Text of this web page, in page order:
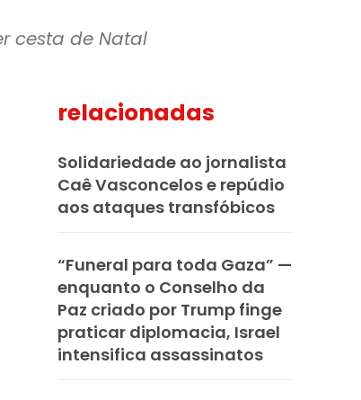
cesta de Natal
relacionadas
Solidariedade ao jornalista
Caê Vasconcelos e repúdio
aos ataques transfóbicos
“Funeral para toda Gaza” —
enquanto o Conselho da
Paz criado por Trump finge
praticar diplomacia, Israel
intensifica assassinatos